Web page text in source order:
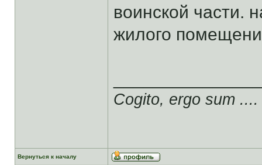
воинской части.
жилого
Cogito, ergo sum ....
Вернуться к началу